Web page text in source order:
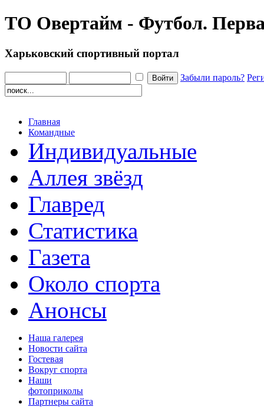
ТО Овертайм - Футбол.
Харьковский спортивный портал
Забыли пароль?
Главная
Командные
Индивидуальные
Аллея звёзд
Главред
Статистика
Газета
Около спорта
Анонсы
Наша галерея
Новости сайта
Гостевая
Вокруг спорта
Наши
фотоприколы
Партнеры сайта